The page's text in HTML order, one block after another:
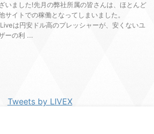
いました!先月の弊社所属の皆さんは、ほとんど
サイトでの稼働となってしまいました。
は円安ドル高のプレッシャーが、安くないユ
ーの利 ...
Tweets by LIVEX